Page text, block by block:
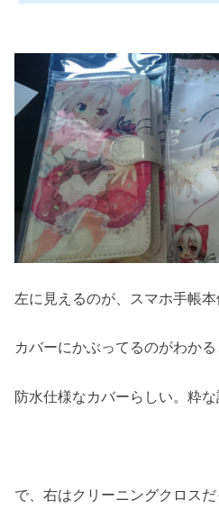
左に見えるのが、スマホ手帳本
カバーにかぶってるのがわかる
防水仕様なカバーらしい。粋
で、右はクリーニングクロスだ